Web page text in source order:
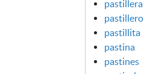
pastillera
pastillero
pastillita
pastina
pastines